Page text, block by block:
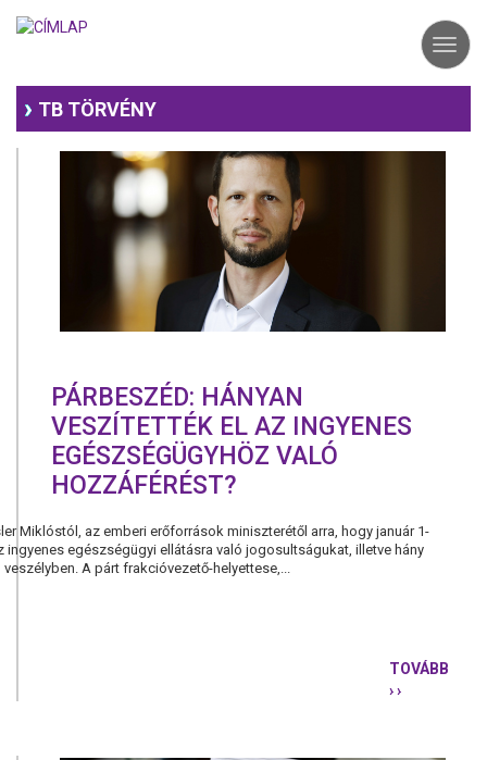
TB TÖRVÉNY
PÁRBESZÉD: HÁNYAN
VESZÍTETTÉK EL AZ INGYENES
EGÉSZSÉGÜGYHÖZ VALÓ
HOZZÁFÉRÉST?
Miklóstól, az emberi erőforrások miniszterétől arra, hogy január 1-
ingyenes egészségügyi ellátásra való jogosultságukat, illetve hány
A párt frakcióvezető-helyettese,...
TOVÁBB
› ›
EL